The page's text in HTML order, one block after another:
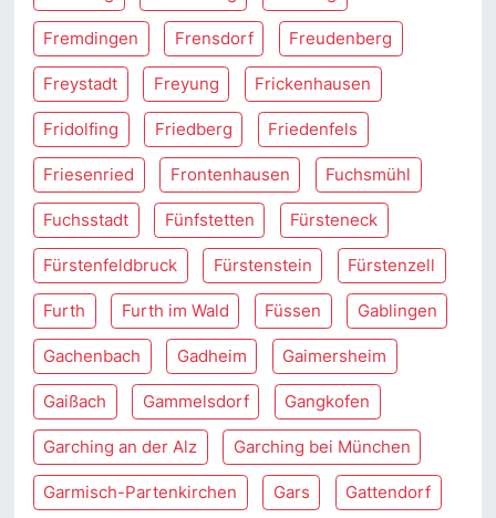
Fremdingen Frensdorf Freudenberg
Freystadt Freyung Frickenhausen
Fridolfing Friedberg Friedenfels
Friesenried Frontenhausen Fuchsmühl
Fuchsstadt Fünfstetten Fürsteneck
Fürstenfeldbruck Fürstenstein Fürstenzell
Furth Furth im Wald Füssen Gablingen
Gachenbach Gadheim Gaimersheim
Gaißach Gammelsdorf Gangkofen
Garching an der Alz Garching bei München
Garmisch-Partenkirchen Gars Gattendorf